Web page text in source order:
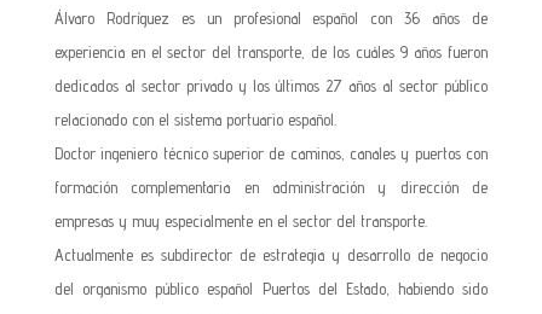
Álvaro Rodríguez es un profesional español con 36 años de
experiencia en el sector del transporte, de los cuáles 9 años fueron
dedicados al sector privado y los últimos 27 años al sector público
relacionado con el sistema portuario español.
Doctor ingeniero técnico superior de caminos, canales y puertos con
formación complementaria en administración y dirección de
empresas y muy especialmente en el sector del transporte.
Actualmente es subdirector de estrategia y desarrollo de negocio
del organismo público español Puertos del Estado, habiendo sido